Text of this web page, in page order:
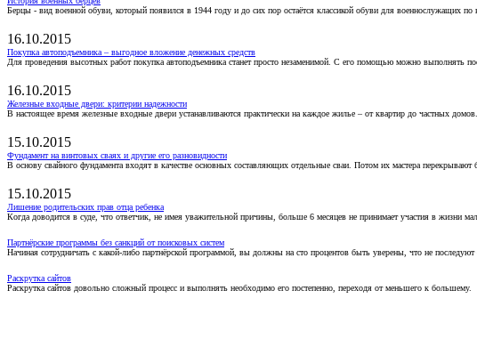
Берцы - вид военной обуви, который появился в 1944 году и до сих пор остаётся классикой обуви для военнослужащих по
16.10.2015
Покупка автоподъемника – выгодное вложение денежных средств
Для проведения высотных работ покупка автоподъемника станет просто незаменимой. С его помощью можно выполнять
16.10.2015
Железные входные двери: критерии надежности
В настоящее время железные входные двери устанавливаются практически на каждое жилье – от квартир до частных домов.
15.10.2015
Фундамент на винтовых сваях и другие его разновидности
В основу свайного фундамента входят в качестве основных составляющих отдельные сваи. Потом их мастера
15.10.2015
Лишение родительских прав отца ребенка
Когда доводится в суде, что ответчик, не имея уважительной причины, больше 6 месяцев не принимает участия в жизни
Партнёрские программы без санкций от поисковых систем
Начиная сотрудничать с какой-либо партнёрской программой, вы должны на сто процентов быть уверены, что не последуют
Раскрутка сайтов
Раскрутка сайтов довольно сложный процесс и выполнять необходимо его постепенно, переходя от меньшего к большему.